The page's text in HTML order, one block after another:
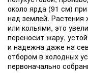
около ярда (91 см)
над землей. Растения
или кольями, это
переносит жару,
и надежна даже на
отбором в холодных
первоначально